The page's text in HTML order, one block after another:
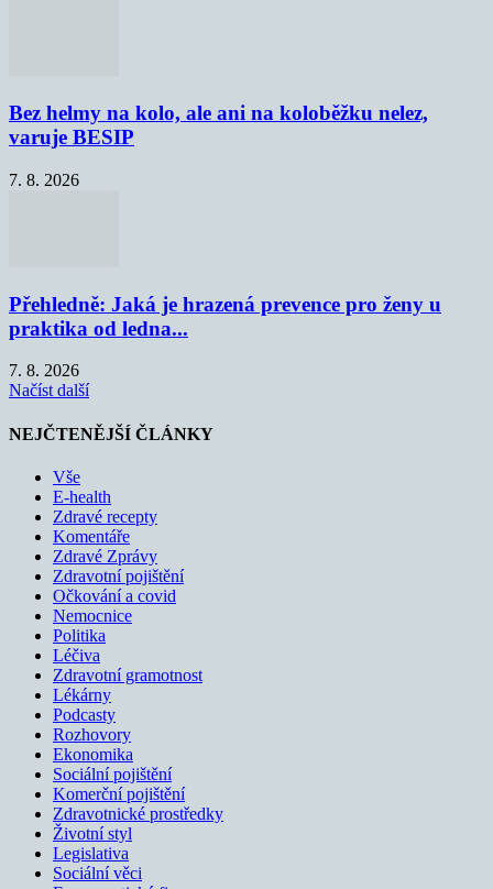
Bez helmy na kolo, ale ani na koloběžku nelez,
varuje BESIP
7. 8. 2026
Přehledně: Jaká je hrazená prevence pro ženy u
praktika od ledna...
7. 8. 2026
Načíst další
NEJČTENĚJŠÍ ČLÁNKY
Vše
E-health
Zdravé recepty
Komentáře
Zdravé Zprávy
Zdravotní pojištění
Očkování a covid
Nemocnice
Politika
Léčiva
Zdravotní gramotnost
Lékárny
Podcasty
Rozhovory
Ekonomika
Sociální pojištění
Komerční pojištění
Zdravotnické prostředky
Životní styl
Legislativa
Sociální věci